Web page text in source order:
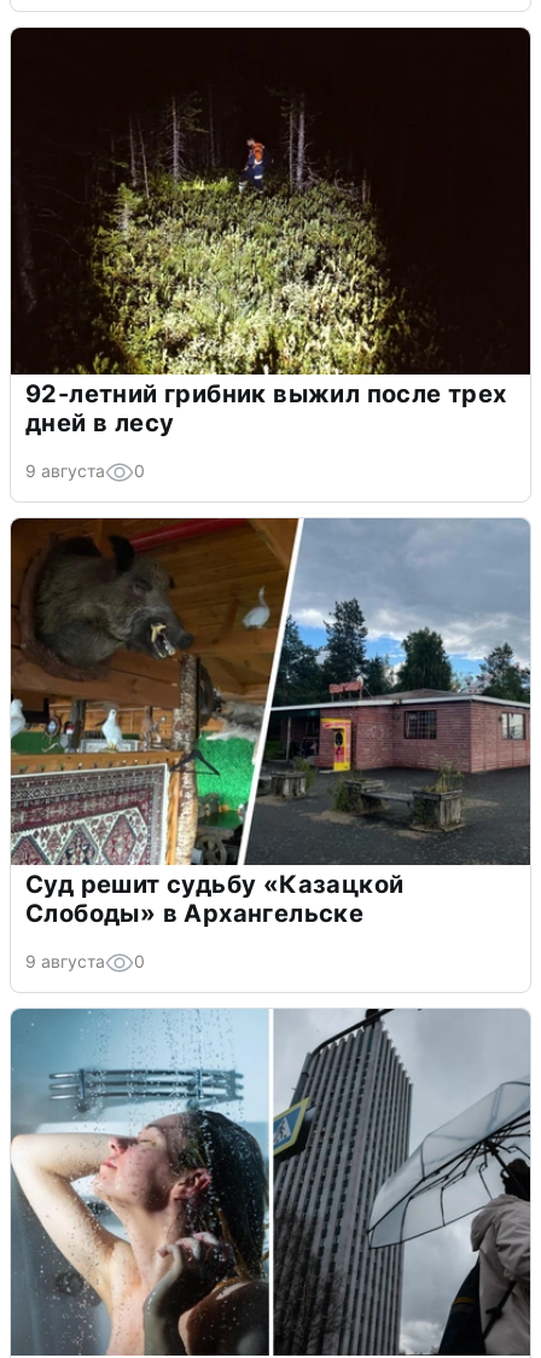
92-летний грибник выжил после трех
дней в лесу
9 августа 0
Суд решит судьбу «Казацкой
Слободы» в Архангельске
9 августа 0